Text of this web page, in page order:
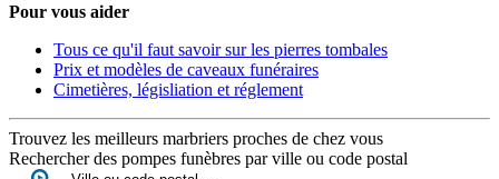
Pour vous aider
Tous ce qu'il faut savoir sur les pierres tombales
Prix et modèles de caveaux funéraires
Cimetières, législiation et réglement
Trouvez les meilleurs marbriers proches de chez vous
Rechercher des pompes funèbres par ville ou code postal